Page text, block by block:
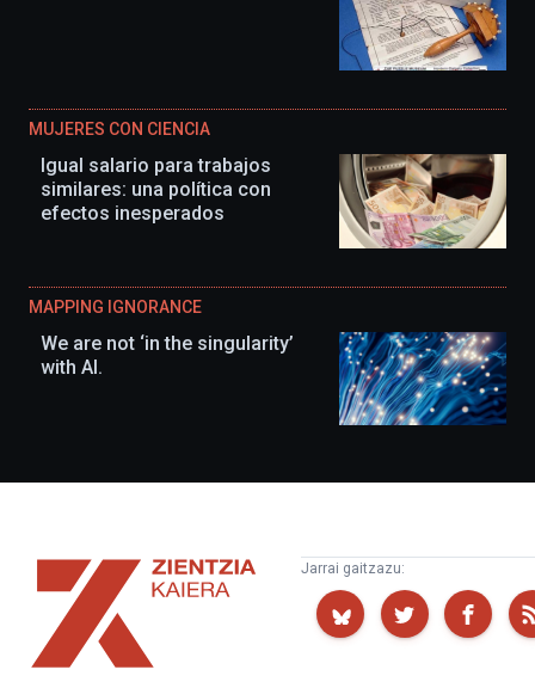
MUJERES CON CIENCIA
Igual salario para trabajos
similares: una política con
efectos inesperados
MAPPING IGNORANCE
We are not ‘in the singularity’
with AI.
Zientzia
Kaiera
Jarrai gaitzazu: